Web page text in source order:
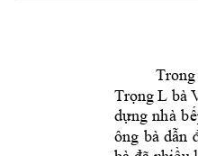
Trọng L bà
dựng nhà
ông bà dẫn